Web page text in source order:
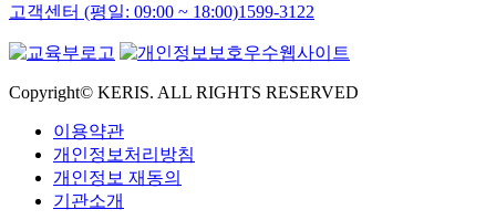
고객센터 (평일: 09:00 ~ 18:00)1599-3122
Copyright© KERIS. ALL RIGHTS RESERVED
이용약관
개인정보처리방침
개인정보 재동의
기관소개